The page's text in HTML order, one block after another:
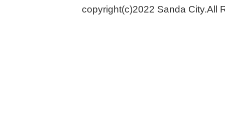
copyright(c)2022 Sanda City.All